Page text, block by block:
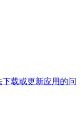
下载或更新应用的问